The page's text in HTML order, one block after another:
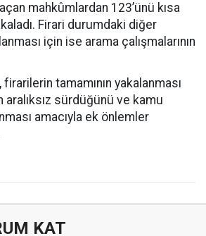
mahkûmlardan 123’ünü kısa
Firari durumdaki diğer
için ise arama çalışmalarının
tamamının yakalanması
aralıksız sürdüğünü ve kamu
amacıyla ek önlemler
KAT